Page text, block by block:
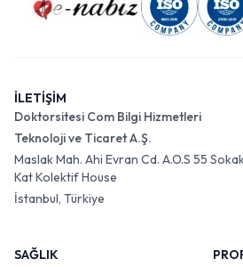
İLETİŞİM
Doktorsitesi Com Bilgi Hizmetleri
Teknoloji ve Ticaret A.Ş.
Maslak Mah. Ahi Evran Cd. A.O.S 55
Kat Kolektif House
İstanbul, Türkiye
SAĞLIK